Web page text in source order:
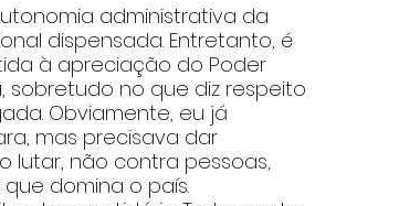
administrativa da
dispensada. Entretanto, é
à apreciação do Poder
no que diz respeito
Obviamente, eu já
mas precisava dar
lutar, não contra pessoas,
domina o país.